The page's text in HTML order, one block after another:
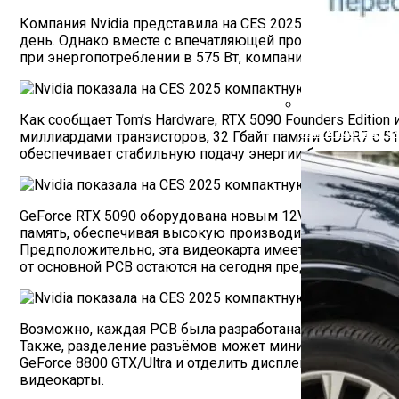
Как Работает
Компания Nvidia представила на CES 2025
день. Однако вместе с впечатляющей
при энергопотреблении в 575 Вт, компания создала
Как сообщает Tom’s Hardware, RTX 5090 Founders
миллиардами транзисторов, 32 Гбайт памяти GDDR7
обеспечивает стабильную подачу энергии без
GeForce RTX 5090 оборудована новым 12V-2×6
память, обеспечивая высокую производительность.
Предположительно, эта видеокарта имеет ещё две
от основной PCB остаются на сегодня предметом
Возможно, каждая PCB была разработана для
Также, разделение разъёмов может минимизировать
GeForce 8800 GTX/Ultra и отделить дисплейные
видеокарты.